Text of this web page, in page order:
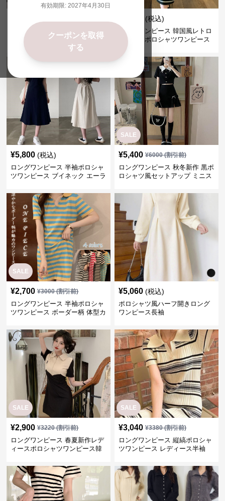
有効期限: 2027年4月30日
クーポンを取得
する
大人可愛いポロシャツ風半袖ロ
ングワンピース
(税込)
ロングワンピース 韓国風レトロ
ボーダーポロシャツワンピース
¥5,800 (税込)
ロングワンピース 半袖ポロシャ
ツワンピース ブイネック エーラ
SALE
¥5,400 ¥6000(割引前)
ロングワンピース 秋冬新作 黒ポ
ロシャツ風セットアップ ミニス
SALE
¥2,700 ¥3000(割引前)
ロングワンピース 半袖ポロシャ
ツワンピース ボーダー柄 体型カ
¥5,060 (税込)
ポロシャツ風ハーフ開きロング
ワンピース長袖
SALE
¥2,900 ¥3220(割引前)
ロングワンピース 春夏新作レデ
ィースポロシャツワンピース韓
SALE
¥3,040 ¥3380(割引前)
ロングワンピース 縦縞ポロシャ
ツワンピース レディース半袖